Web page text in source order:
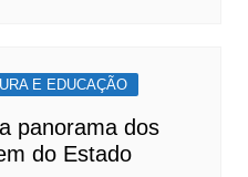
E EDUCAÇÃO
panorama dos
do Estado